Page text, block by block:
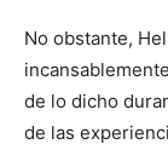
No obstante,
de lo dicho
de las